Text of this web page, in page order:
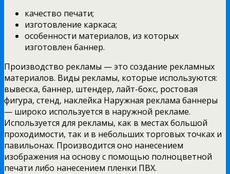
качество печати;
изготовление каркаса;
особенности материалов, из которых
изготовлен баннер.
Производство рекламы — это создание рекламных
материалов. Виды рекламы, которые используются:
вывеска, баннер, штендер, лайт-бокс, ростовая
фигура, стенд, наклейка Наружная реклама баннеры
— широко используется в наружной рекламе.
Используется для рекламы, как в местах большой
проходимости, так и в небольших торговых точках и
павильонах. Производится оно нанесением
изображения на основу с помощью полноцветной
печати либо нанесением пленки ПВХ.